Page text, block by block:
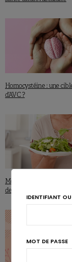
Homocystéine : une
d’AVC ?
Moins de démence avec
des légumes
IDENTIFIANT
MOT DE PASSE